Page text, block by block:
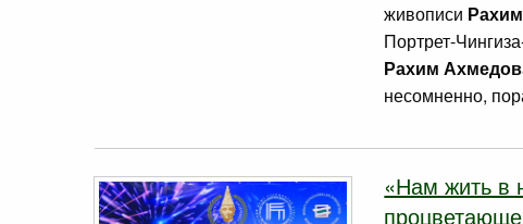
живописи Рахим
Портрет-
Рахим Ахмедов
несомненно,
«Нам жить в